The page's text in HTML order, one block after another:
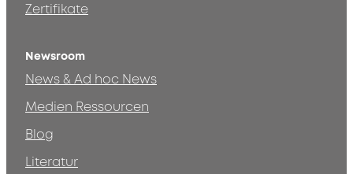
Zertifikate
Newsroom
News & Ad hoc News
Medien Ressourcen
Blog
Literatur